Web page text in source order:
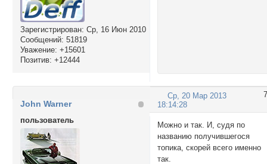
Зарегистрирован: Ср, 16 Июн 2010
Сообщений: 51819
Уважение: +15601
Позитив: +12444
7
Ср, 20 Мар 2013
18:14:28
John Warner
пользователь
Можно и так. И, судя по
названию получившегося
топика, скорей всего именно
так.